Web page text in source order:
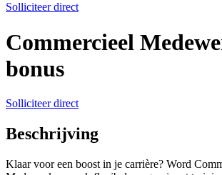
Solliciteer direct
Commercieel
bonus
Solliciteer direct
Beschrijving
Klaar voor een boost in je carrière? Word